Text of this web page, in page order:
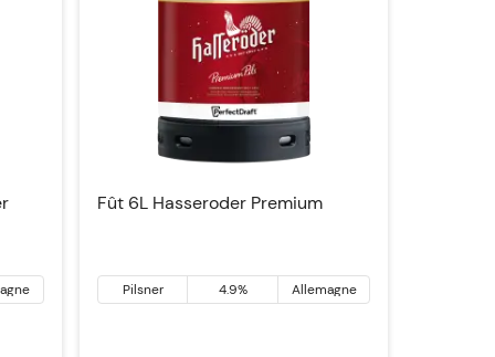
Fût 6L Hasseroder Premium
Pilsner 4.9% Allemagne